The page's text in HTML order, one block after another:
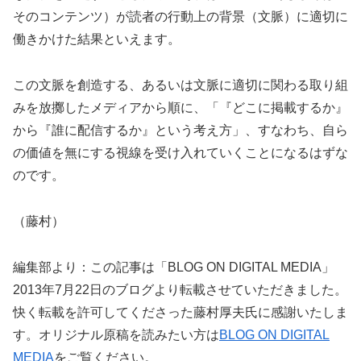
そのコンテンツ）が読者の行動上の背景（文脈）に適切に
働きかけた結果といえます。
この文脈を創造する、あるいは文脈に適切に関わる取り組
みを放擲したメディアから順に、「『どこに掲載するか』
から『誰に配信するか』という考え方」、すなわち、自ら
の価値を無にする視線を受け入れていくことになるはずな
のです。
（藤村）
編集部より：この記事は「BLOG ON DIGITAL MEDIA」
2013年7月22日のブログより転載させていただきました。
快く転載を許可してくださった藤村厚夫氏に感謝いたしま
す。オリジナル原稿を読みたい方はBLOG ON DIGITAL
MEDIAをご覧ください。